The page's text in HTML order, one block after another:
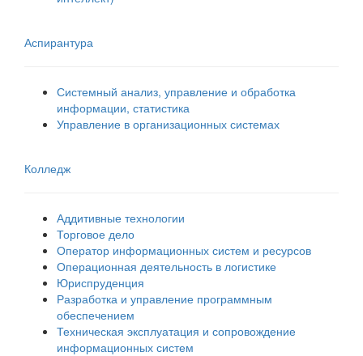
Аспирантура
Системный анализ, управление и обработка
информации, статистика
Управление в организационных системах
Колледж
Аддитивные технологии
Торговое дело
Оператор информационных систем и ресурсов
Операционная деятельность в логистике
Юриспруденция
Разработка и управление программным
обеспечением
Техническая эксплуатация и сопровождение
информационных систем